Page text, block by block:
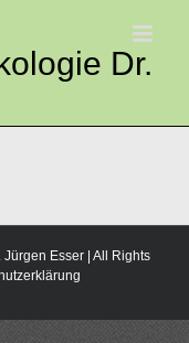
Dr.
Esser | All Rights